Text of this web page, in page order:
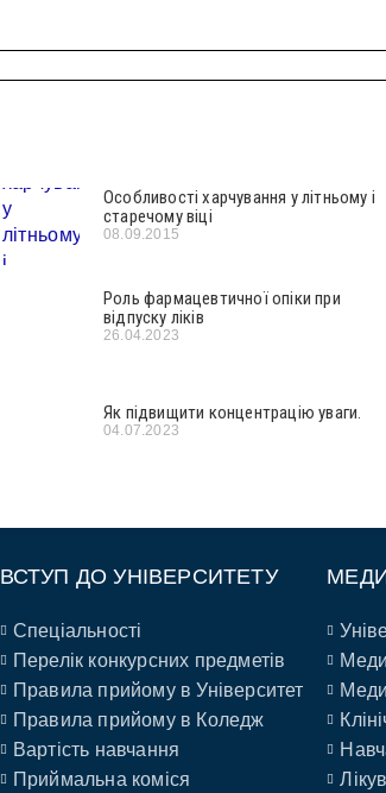
Особливості харчування у літньому і
старечому віці
08.09.2015
Роль фармацевтичної опіки при
відпуску ліків
26.04.2023
Як підвищити концентрацію уваги.
04.07.2023
ВСТУП ДО УНІВЕРСИТЕТУ
Спеціальності
Перелік конкурсних предметів
Правила прийому в Університет
Правила прийому в Коледж
Вартість навчання
Приймальна коміся